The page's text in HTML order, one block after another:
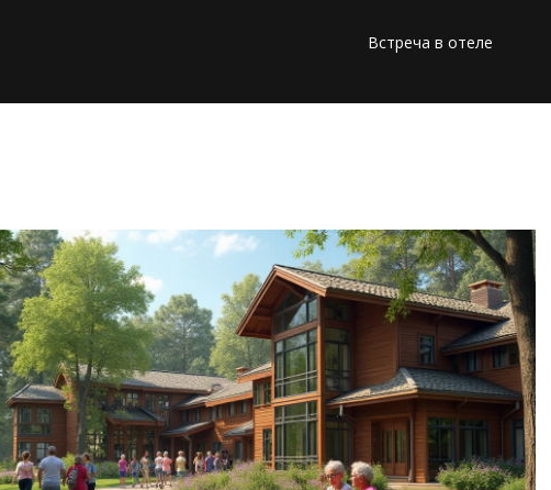
Встреча в отеле